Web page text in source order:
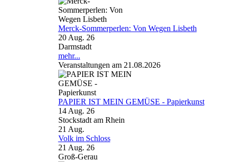
Merck-Sommerperlen: Von Wegen Lisbeth
20 Aug. 26
Darmstadt
mehr...
Veranstaltungen am 21.08.2026
PAPIER IST MEIN GEMÜSE - Papierkunst
14 Aug. 26
Stockstadt am Rhein
21 Aug.
Volk im Schloss
21 Aug. 26
Groß-Gerau